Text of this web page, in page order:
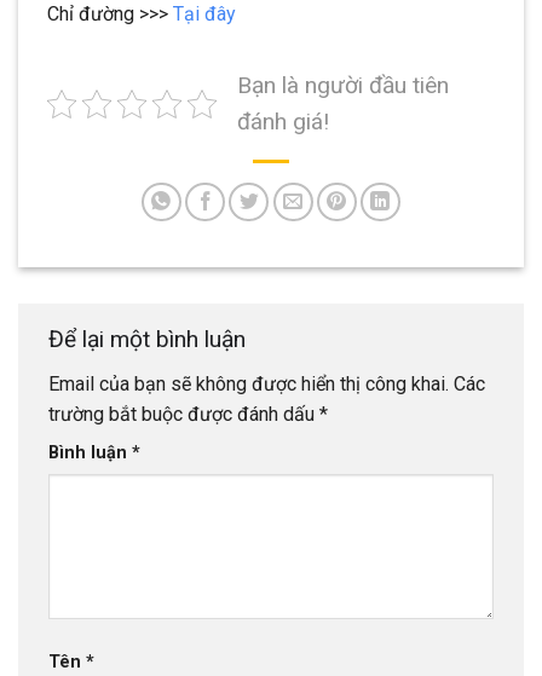
Chỉ đường >>> Tại đây
Bạn là người đầu tiên
đánh giá!
Để lại một bình luận
Email của bạn sẽ không được hiển thị công khai. Các
trường bắt buộc được đánh dấu *
Bình luận *
Tên *